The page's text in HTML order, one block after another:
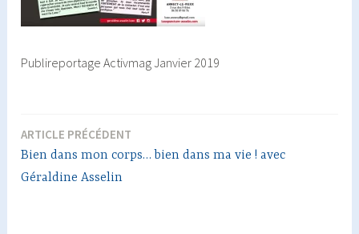
Publireportage Activmag Janvier 2019
Navigation
de
ARTICLE PRÉCÉDENT
Bien dans mon corps… bien dans ma vie ! avec
Géraldine Asselin